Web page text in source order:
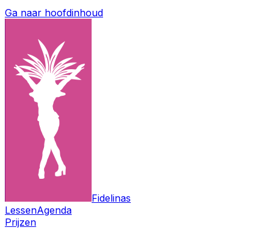
Ga naar hoofdinhoud
Fidelinas
LessenAgenda
Prijzen